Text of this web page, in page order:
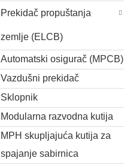
Prekidač propuštanja
zemlje (ELCB)
Automatski osigurač (MPCB)
Vazdušni prekidač
Sklopnik
Modularna razvodna kutija
MPH skupljajuća kutija za
spajanje sabirnica